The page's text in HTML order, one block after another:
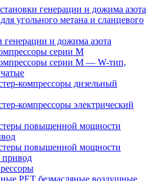
генерации и дожима азота
угольного метана и сланцевого
генерации и дожима азота
серии M
серии M — W-тип,
компрессоры дизельный
компрессоры электрический
повышенной мощности
повышенной мощности
привод
PET безмасляные воздушные